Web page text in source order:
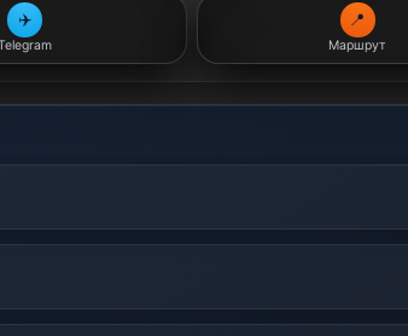
✈️ 📍
Маршрут